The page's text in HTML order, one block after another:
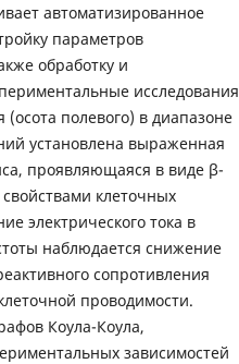
автоматизированное
параметров
обработку и
исследования
полевого) в диапазоне
установлена выраженная
проявляющаяся в виде β-
клеточных
электрического тока в
наблюдается снижение
сопротивления
проводимости.
Коула-Коула,
зависимостей